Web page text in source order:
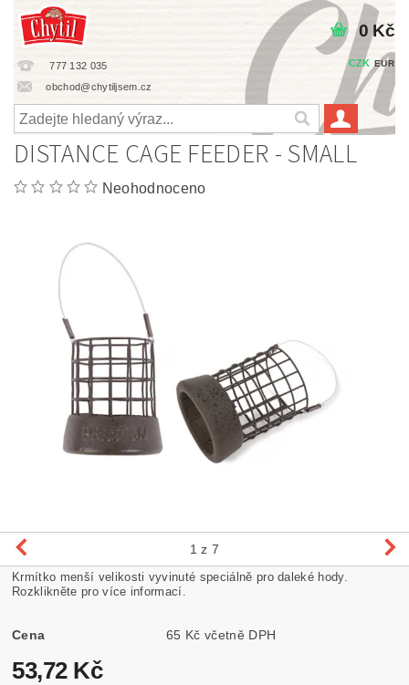
777 132 035
obchod@chytiljsem.cz
CZK EUR
0 Kč
DISTANCE CAGE FEEDER - SMALL
Neohodnoceno
1 z 7
Krmítko menší velikosti vyvinuté speciálně pro daleké hody.
Rozklikněte pro více informací.
Cena 65 Kč včetně DPH
53,72 Kč